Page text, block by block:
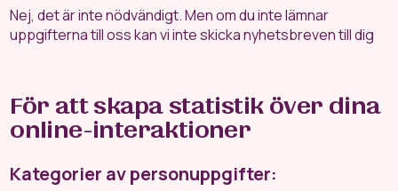
Nej, det är inte nödvändigt. Men om du inte lämnar
uppgifterna till oss kan vi inte skicka nyhetsbreven till dig
För att skapa statistik över dina
online-interaktioner
Kategorier av personuppgifter: